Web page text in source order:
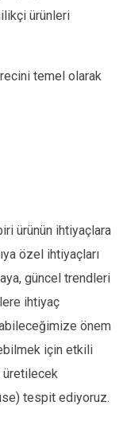
ürünleri
temel olarak
ürünün ihtiyaçlara
özel ihtiyaçları
güncel trendleri
ihtiyaç
önem
için etkili
üretilecek
tespit ediyoruz.